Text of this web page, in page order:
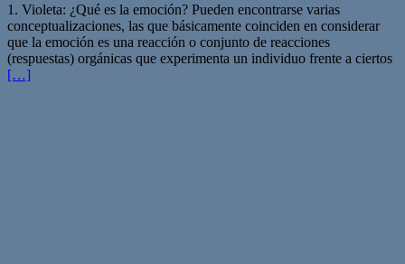
1. Violeta: ¿Qué es la emoción? Pueden encontrarse varias
conceptualizaciones, las que básicamente coinciden en considerar
que la emoción es una reacción o conjunto de reacciones
(respuestas) orgánicas que experimenta un individuo frente a ciertos
[…]